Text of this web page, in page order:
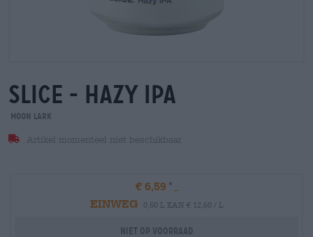
slice - hazy ipa
Moon Lark
Artikel momenteel niet beschikbaar
€ 6,59
EINWEG
0,50 L KAN € 12,60 / L
Niet op voorraad